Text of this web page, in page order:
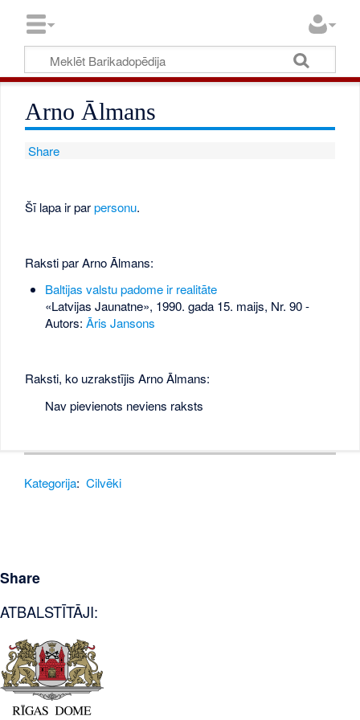
Arno Ālmans
Share
Šī lapa ir parpersonu.
Raksti par Arno Ālmans:
Baltijas valstu padome ir realitāte
«Latvijas Jaunatne», 1990. gada 15. maijs, Nr. 90-
Autors: Āris Jansons
Raksti, ko uzrakstījis Arno Ālmans:
Nav pievienots neviens raksts
Kategorija: Cilvēki
Share
ATBALSTĪTĀJI: